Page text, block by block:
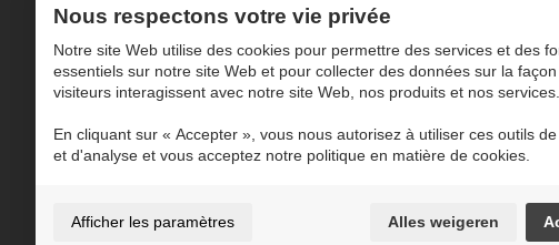
Ajouter à Mes MaasMoments favoris
+/- 2h
Shopping Mustdo shopping Fashionista un
Nous respectons votre vie privée
Notre site Web utilise des cookies pour permettre des services et des
essentiels sur notre site Web et pour collecter des données sur la
visiteurs interagissent avec notre site Web, nos produits et nos services.
En cliquant sur « Accepter », vous nous autorisez à utiliser ces outils
et d'analyse et vous acceptez notre politique en matière de cookies.
Afficher les paramètres Alles weigeren